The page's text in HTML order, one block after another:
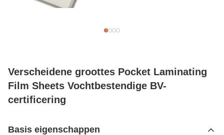
Verscheidene groottes Pocket Laminating
Film Sheets Vochtbestendige BV-
certificering
Basis eigenschappen